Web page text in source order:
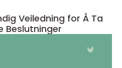
Veiledning for Å Ta
Beslutninger